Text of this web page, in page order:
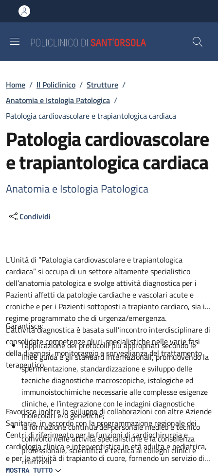
al contenuto principale
to footer content
Briciole di pane
Home / Il Policlinico / Strutture /
Anatomia e Istologia Patologica /
Patologia cardiovascolare e trapiantologica cardiaca
Patologia cardiovascolare
e trapiantologica cardiaca
Anatomia e Istologia Patologica
Condividi
Descrizione
L’Unità di “Patologia cardiovascolare e trapiantologica
cardiaca” si occupa di un settore altamente specialistico
dell’anatomia patologica e svolge attività diagnostica per i
Pazienti affetti da patologie cardiache e vascolari acute e
croniche e per i Pazienti sottoposti a trapianto cardiaco, sia in
regime programmato che di urgenza/emergenza.
L’attività diagnostica è basata sull’incontro interdisciplinare di
consolidate competenze pluri-specialistiche nelle varie fasi
della diagnosi, monitoraggio e sorveglianza del trattamento
terapeutico.
Garantisce:
l’applicazione dei protocolli più appropriati secondo le
linee guida e gli standard internazionali, promuovendo la
sperimentazione, standardizzazione e sviluppo delle
tecniche diagnostiche macroscopiche, istologiche ed
immunoistochimiche necessarie alle complesse esigenze
cliniche, e l’integrazione con le indagini diagnostiche
molecolari e/o genetiche;
la formazione continua del personale medico e tecnico
coinvolto nelle attività specialistiche e la consulenza
professionale, scientifica e tecnica ai colleghi clinici e
chirurghi.
Favorisce inoltre lo sviluppo di collaborazioni con altre Aziende
Sanitarie, in accordo con la programmazione regionale dei
Centri di riferimento per le funzioni di cardiochirurgia e
cardiologia clinica e interventistica in età adulta e pediatrica,
e per le attività di trapianto di cuore, fornendo un servizio di
consulenza specialistica.
MOSTRA TUTTO